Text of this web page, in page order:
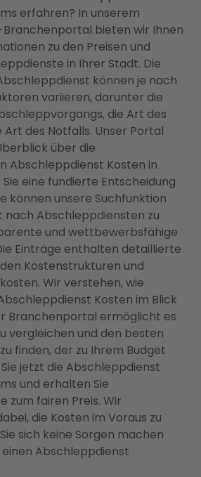
erfahren? In unserem
bieten wir Ihnen
zu den Preisen und
in Ihrer Stadt. Die
können je nach
variieren, darunter die
die Art des
Art des Notfalls. Unser Portal
über die
Abschleppdienst Kosten in
eine fundierte Entscheidung
können unsere Suchfunktion
nach Abschleppdiensten zu
und wettbewerbsfähige
Einträge enthalten detaillierte
Kostenstrukturen und
Wir verstehen, wie
Kosten im Blick
Branchenportal ermöglicht es
vergleichen und den besten
finden, der zu Ihrem Budget
jetzt die Abschleppdienst
und erhalten Sie
zum fairen Preis. Wir
die Kosten im Voraus zu
sich keine Sorgen machen
einen Abschleppdienst